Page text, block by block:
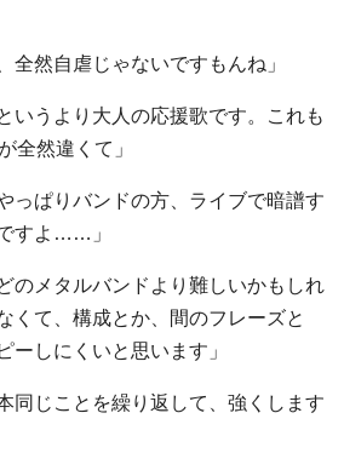
全然自虐じゃないですもんね」
いうより大人の応援歌です。これも
全然違くて」
っぱりバンドの方、ライブで暗譜す
すよ……」
のメタルバンドより難しいかもしれ
くて、構成とか、間のフレーズと
ーしにくいと思います」
同じことを繰り返して、強くします